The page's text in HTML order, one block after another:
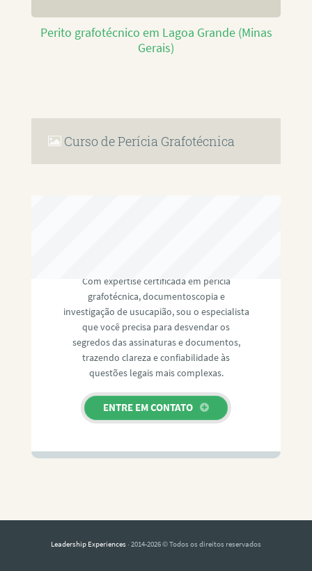
Perito grafotécnico em Lagoa Grande (Minas
Gerais)
Curso de Perícia Grafotécnica
Com expertise certificada em perícia
grafotécnica, documentoscopia e
investigação de usucapião, sou o especialista
que você precisa para desvendar os
segredos das assinaturas e documentos,
trazendo clareza e confiabilidade às
questões legais mais complexas.
ENTRE EM CONTATO
Leadership Experiences · 2014-2026 © Todos os direitos reservados